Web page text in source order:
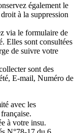
également le
à la suppression
via le formulaire de
Elles sont consultées
de suivre votre
sont des
E-mail, Numéro de
avec les
à votre insu.